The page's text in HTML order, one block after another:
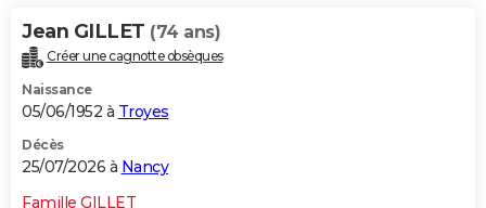
Jean GILLET (74 ans)
Créer une cagnotte obsèques
Naissance
05/06/1952 à Troyes
Décès
25/07/2026 à Nancy
Famille GILLET